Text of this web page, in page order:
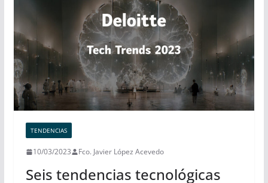
TENDENCIAS
10/03/2023 Fco. Javier López Acevedo
Seis tendencias tecnológicas